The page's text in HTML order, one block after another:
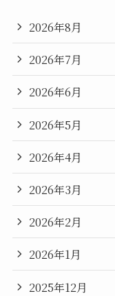
2026年8月
2026年7月
2026年6月
2026年5月
2026年4月
2026年3月
2026年2月
2026年1月
2025年12月